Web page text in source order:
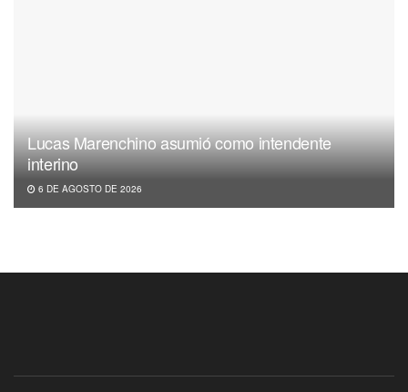
Lucas Marenchino asumió como intendente
interino
6 DE AGOSTO DE 2026